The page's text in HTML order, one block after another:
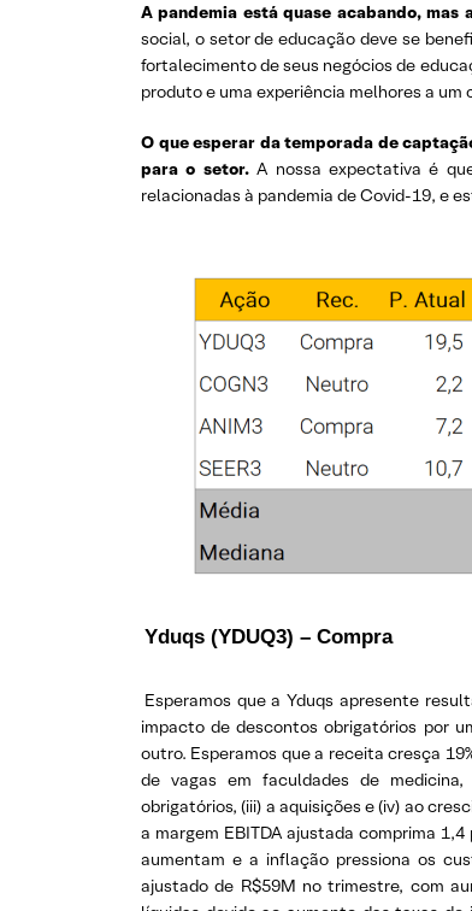
A pandemia está quase acabando,
social, o setor de educação deve se
fortalecimento de seus negócios de
produto e uma experiência melhores a um
O que esperar da temporada de
para o setor.A nossa expectativa é
relacionadas à pandemia de Covid-19, e
Yduqs (YDUQ3) – Compra
Esperamos que a Yduqs apresente
impacto de descontos obrigatórios por
outro. Esperamos que a receita cresça
de vagas em faculdades de
obrigatórios, (iii) a aquisições e (iv) ao
a margem EBITDA ajustada comprima
aumentam e a inflação pressiona os
ajustado de R$59M no trimestre, com